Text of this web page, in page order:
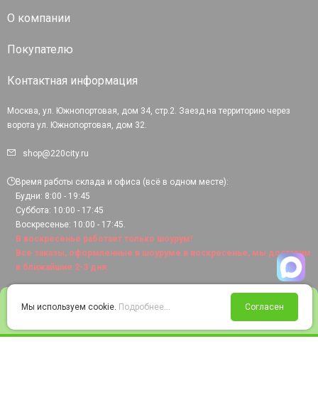
Войти Избранное Корзина
О компании
Покупателю
Контактная информация
Москва, ул. Южнопортовая, дом 34, стр.2. Заезд на территорию через
ворота ул. Южнопортовая, дом 32.
shop@220city.ru
Время работы склада и офиса (всё в одном месте):
Будни: 8:00 - 19:45
Суббота: 10:00 - 17:45
Воскресенье: 10:00 - 17:45.
В воскресенье работает только шоурум!
Все заказы, оформленные в шоуруме в воскресенье, мы доставим
в ближайшие 2-3 дня.
Мы используем cookie. Подробнее... Согласен